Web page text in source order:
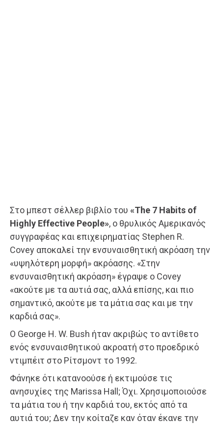
Στο μπεστ σέλλερ βιβλίο του «The 7 Habits of
Highly Effective People», ο θρυλικός Αμερικανός
συγγραφέας και επιχειρηματίας Stephen R.
Covey αποκαλεί την ενσυναισθητική ακρόαση την
«υψηλότερη μορφή» ακρόασης. «Στην
ενσυναισθητική ακρόαση» έγραψε ο Covey
«ακούτε με τα αυτιά σας, αλλά επίσης, και πιο
σημαντικό, ακούτε με τα μάτια σας και με την
καρδιά σας».
Ο George H. W. Bush ήταν ακριβώς το αντίθετο
ενός ενσυναισθητικού ακροατή στο προεδρικό
ντιμπέιτ στο Ρίτσμοντ το 1992.
Φάνηκε ότι κατανοούσε ή εκτιμούσε τις
ανησυχίες της Marissa Hall; Όχι. Χρησιμοποιούσε
τα μάτια του ή την καρδιά του, εκτός από τα
αυτιά του; Δεν την κοίταζε καν όταν έκανε την